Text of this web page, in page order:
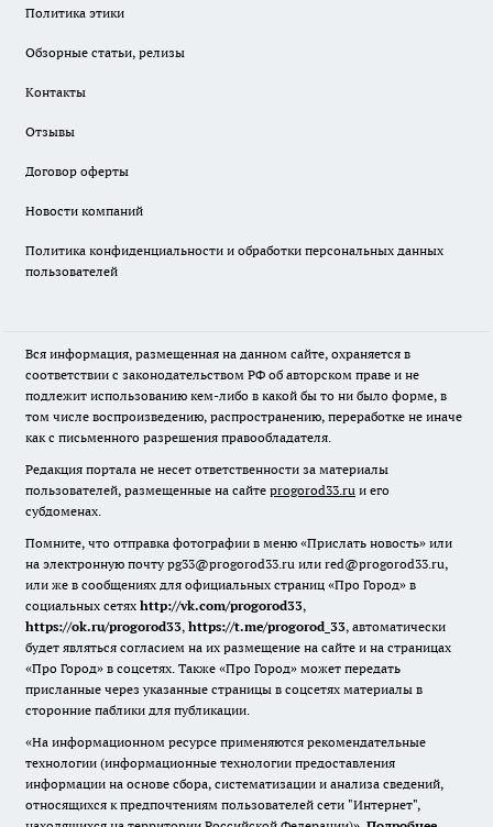
Политика этики
Обзорные статьи, релизы
Контакты
Отзывы
Договор оферты
Новости компаний
Политика конфиденциальности и обработки персональных данных
пользователей
Вся информация, размещенная на данном сайте, охраняется в
соответствии с законодательством РФ об авторском праве и не
подлежит использованию кем-либо в какой бы то ни было форме, в
том числе воспроизведению, распространению, переработке не иначе
как с письменного разрешения правообладателя.
Редакция портала не несет ответственности за материалы
пользователей, размещенные на сайте progorod33.ru и его
субдоменах.
Помните, что отправка фотографии в меню «Прислать новость» или
на электронную почту pg33@progorod33.ru или red@progorod33.ru,
или же в сообщениях для официальных страниц «Про Город» в
социальных сетях http://vk.com/progorod33,
https://ok.ru/progorod33, https://t.me/progorod_33, автоматически
будет являться согласием на их размещение на сайте и на страницах
«Про Город» в соцсетях. Также «Про Город» может передать
присланные через указанные страницы в соцсетях материалы в
сторонние паблики для публикации.
«На информационном ресурсе применяются рекомендательные
технологии (информационные технологии предоставления
информации на основе сбора, систематизации и анализа сведений,
относящихся к предпочтениям пользователей сети "Интернет",